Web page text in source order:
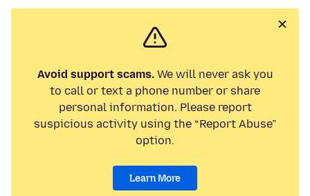
Avoid support scams.We will never ask you
to call or text a phone number or share
personal information. Please report
suspicious activity using the “Report Abuse”
option.
Learn More